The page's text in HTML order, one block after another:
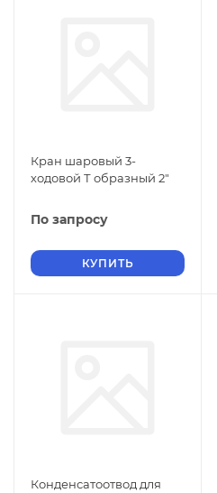
Кран шаровый 3-
ходовой Т образный 2"
По запросу
КУПИТЬ
Конденсатоотвод для